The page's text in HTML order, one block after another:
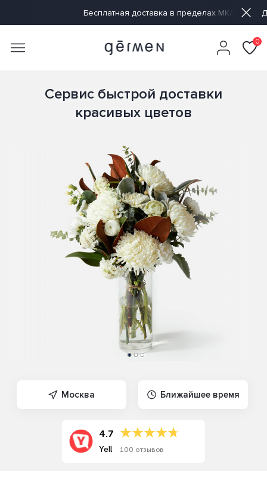
доставка в пределах МКАД Доставка от 60 минут
0
Сервис быстрой доставки
красивых цветов
Москва Ближайшее время
4.7
Yell 100 отзывов